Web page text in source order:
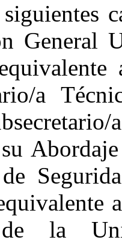
General
a
de la